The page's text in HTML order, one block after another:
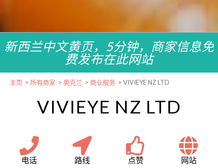
新西兰中文黄页，5分钟，商家信息免
费发布在此网站
主页 > 所有商家 > 奥克兰 > 商业服务 > VIVIEYE NZ LTD
VIVIEYE NZ LTD
电话 路线 点赞 网站